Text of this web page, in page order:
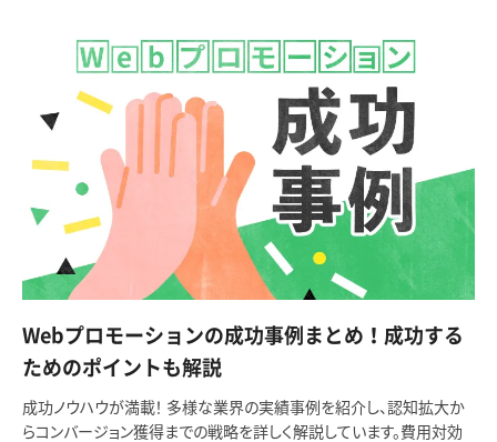
Webプロモーションの成功事例まとめ！成功する
ためのポイントも解説
成功ノウハウが満載！ 多様な業界の実績事例を紹介し、認知拡大か
らコンバージョン獲得までの戦略を詳しく解説しています。費用対効